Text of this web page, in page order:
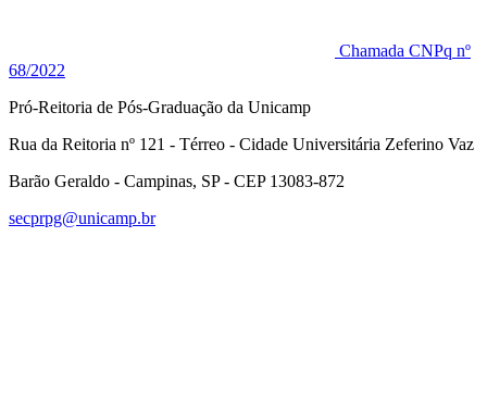
Chamada CNPq nº
68/2022
Pró-Reitoria de Pós-Graduação da Unicamp
Rua da Reitoria nº 121 - Térreo - Cidade Universitária Zeferino Vaz
Barão Geraldo - Campinas, SP - CEP 13083-872
secprpg@unicamp.br